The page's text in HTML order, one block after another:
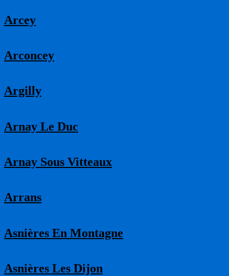
Arcey
Arconcey
Argilly
Arnay Le Duc
Arnay Sous Vitteaux
Arrans
Asnières En Montagne
Asnières Les Dijon